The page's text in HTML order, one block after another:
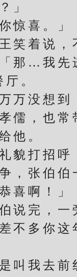
」
喜。」
着说，
那…我先
。
没想到
儒，也常
他。
打招呼
张伯伯
喜啊！」
完，一
不多你这
我去前